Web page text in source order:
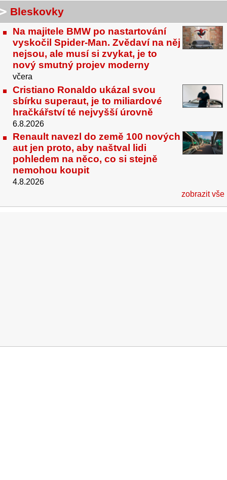
Bleskovky
Na majitele BMW po nastartování
vyskočil Spider-Man. Zvědaví na něj
nejsou, ale musí si zvykat, je to
nový smutný projev moderny
včera
Cristiano Ronaldo ukázal svou
sbírku superaut, je to miliardové
hračkářství té nejvyšší úrovně
6.8.2026
Renault navezl do země 100 nových
aut jen proto, aby naštval lidi
pohledem na něco, co si stejně
nemohou koupit
4.8.2026
zobrazit vše